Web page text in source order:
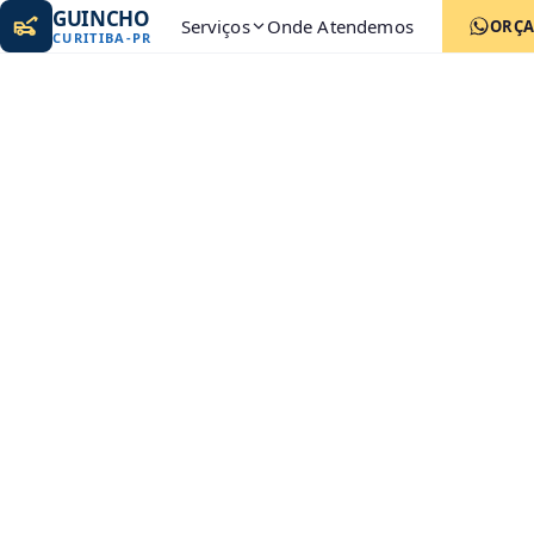
GUINCHO
CURITIBA-PR Serviços Onde Atendemos